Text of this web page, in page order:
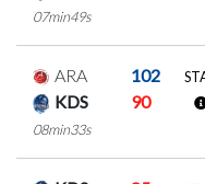
07min49s
ARA
102
KDS
90
08min33s